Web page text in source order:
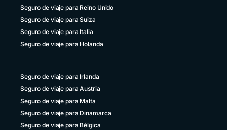
Uruguay
+598 4 135983937
Seguro de viaje para Reino Unido
Seguro de viaje para Suiza
Seguro de viaje para Italia
Seguro de viaje para Holanda
Seguro de viaje para Irlanda
Seguro de viaje para Austria
Seguro de viaje para Malta
Seguro de viaje para Dinamarca
Seguro de viaje para Bélgica